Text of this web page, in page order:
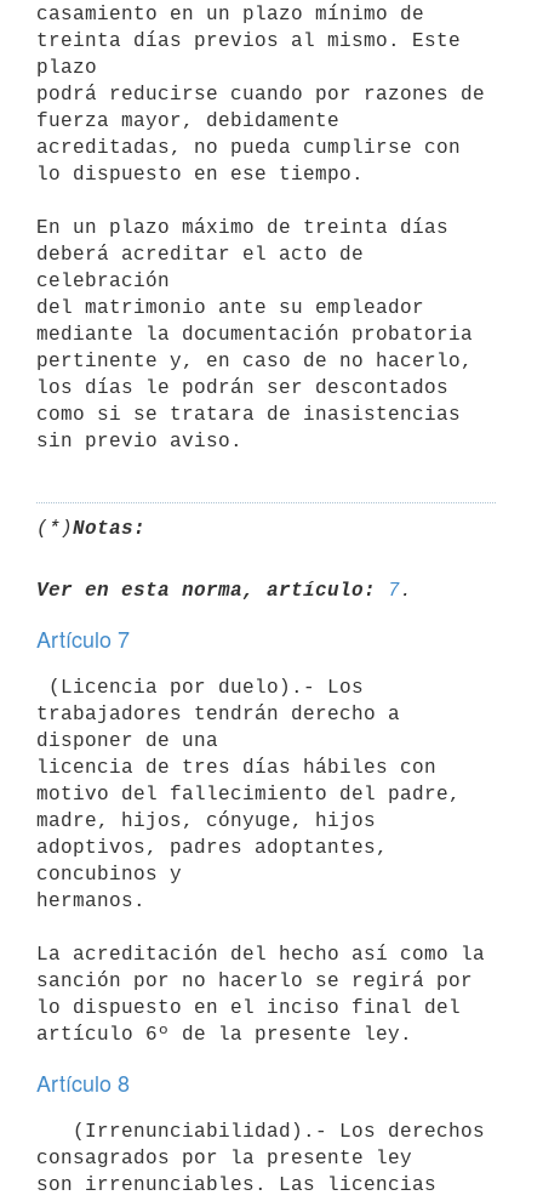
casamiento en un plazo mínimo de
treinta días previos al mismo. Este
plazo
podrá reducirse cuando por razones de
fuerza mayor, debidamente
acreditadas, no pueda cumplirse con
lo dispuesto en ese tiempo.
En un plazo máximo de treinta días
deberá acreditar el acto de
celebración
del matrimonio ante su empleador
mediante la documentación probatoria
pertinente y, en caso de no hacerlo,
los días le podrán ser descontados
como si se tratara de inasistencias
(*)Notas:
Ver en esta norma, artículo: 7
Artículo 7
trabajadores tendrán derecho a
disponer de una
licencia de tres días hábiles con
motivo del fallecimiento del padre,
madre, hijos, cónyuge, hijos
adoptivos, padres adoptantes,
concubinos y
hermanos.
La acreditación del hecho así como la
sanción por no hacerlo se regirá por
lo dispuesto en el inciso final del
Artículo 8
consagrados por la presente ley
son irrenunciables. Las licencias